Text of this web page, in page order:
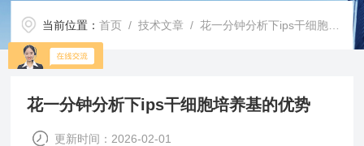
当前位置：首页 /技术文章 / 花一分钟分析下ips干细胞培养基的优势
花一分钟分析下ips干细胞培养基的优势
更新时间：2026-02-01